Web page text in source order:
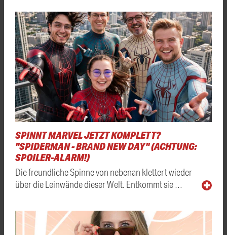
SPINNT MARVEL JETZT KOMPLETT?
"SPIDERMAN - BRAND NEW DAY" (ACHTUNG:
SPOILER-ALARM!)
Die freundliche Spinne von nebenan klettert wieder
über die Leinwände dieser Welt. Entkommt sie …